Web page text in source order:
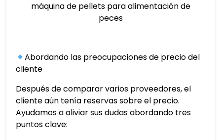
máquina de pellets para alimentación de
peces
Abordando las preocupaciones de precio del
cliente
Después de comparar varios proveedores, el
cliente aún tenía reservas sobre el precio.
Ayudamos a aliviar sus dudas abordando tres
puntos clave: